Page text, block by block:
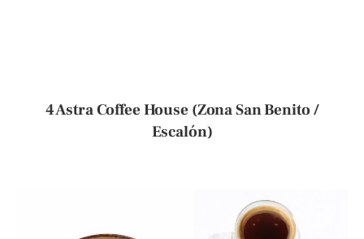
4 Astra Coffee House (Zona San Benito /
Escalón)